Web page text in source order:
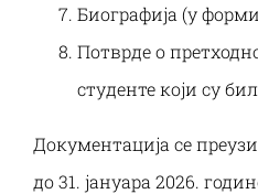
Биографија (у
Потврде о
студенте који су
Документација се
до 31. јануара 2026.